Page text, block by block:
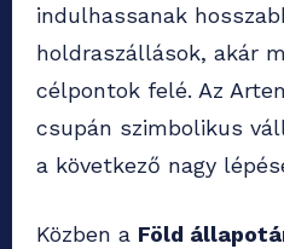
indulhassanak
holdraszállások, akár
célpontok felé. Az
csupán szimbolikus
a következő nagy
Közben a Föld